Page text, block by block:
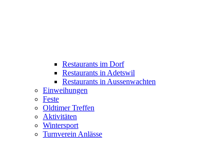
Restaurants im Dorf
Restaurants in Adetswil
Restaurants in Aussenwachten
Einweihungen
Feste
Oldtimer Treffen
Aktivitäten
Wintersport
Turnverein Anlässe